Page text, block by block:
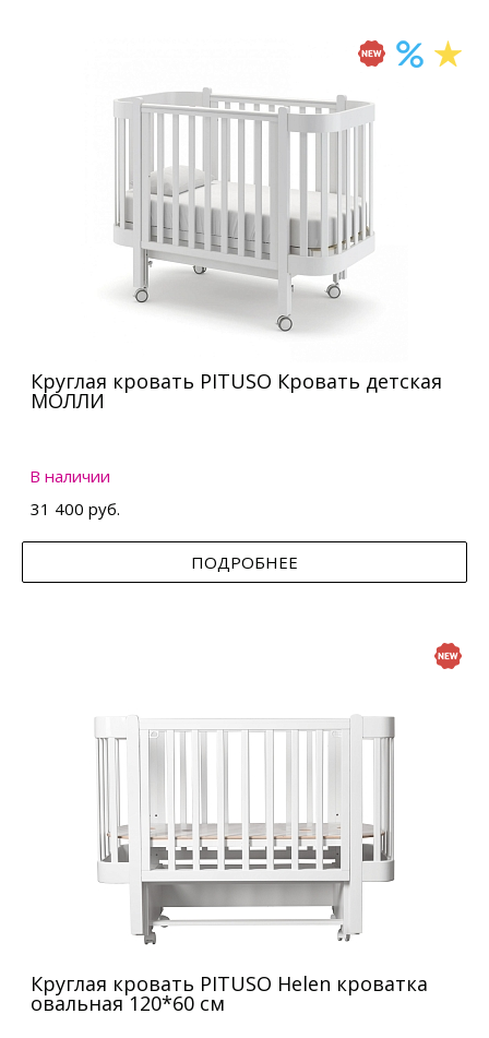
Круглая кровать PITUSO Кровать детская
МОЛЛИ
В наличии
31 400 руб.
ПОДРОБНЕЕ
Круглая кровать PITUSO Helen кроватка
овальная 120*60 см